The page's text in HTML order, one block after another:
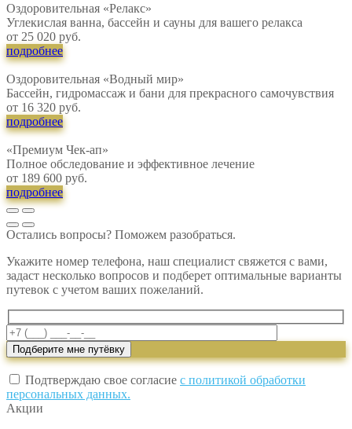
Оздоровительная «Релакс»
Углекислая ванна, бассейн и сауны для вашего релакса
от 25 020 руб.
подробнее
Оздоровительная «Водный мир»
Бассейн, гидромассаж и бани для прекрасного самочувствия
от 16 320 руб.
подробнее
«Премиум Чек-ап»
Полное обследование и эффективное лечение
от 189 600 руб.
подробнее
Остались вопросы? Поможем разобраться.
Укажите номер телефона, наш специалист свяжется с вами,
задаст несколько вопросов и подберет оптимальные варианты
путевок с учетом ваших пожеланий.
Подтверждаю свое согласие с политикой обработки
персональных данных.
Акции